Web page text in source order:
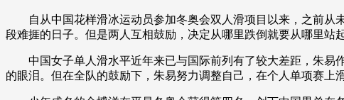
自从中国花样滑冰运动员参加冬奥会双人滑项目以来，之前从
段难捱的日子。但是两人互相鼓励，决定从哪里跌倒就要从哪里站
中国女子单人滑水平近年来已与国际前列有了较大差距，朱易
的眼泪。但在全队的鼓励下，朱易努力调整自己，在个人单项赛上